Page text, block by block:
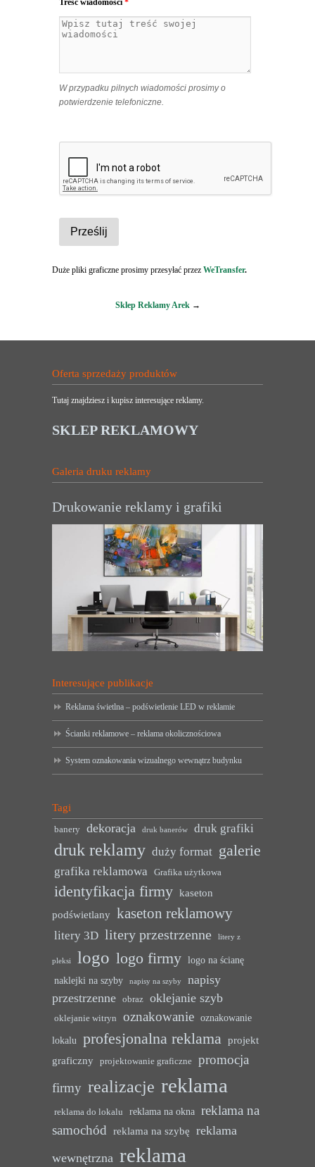
Treść wiadomości *
W przypadku pilnych wiadomości prosimy o
potwierdzenie telefoniczne.
Duże pliki graficzne prosimy przesyłać przez WeTransfer.
Sklep Reklamy Arek→
Oferta sprzedaży produktów
Tutaj znajdziesz i kupisz interesujące reklamy.
SKLEP REKLAMOWY
Galeria druku reklamy
Drukowanie reklamy i grafiki
Interesujące publikacje
Reklama świetlna – podświetlenie LED w reklamie
Ścianki reklamowe – reklama okolicznościowa
System oznakowania wizualnego wewnątrz budynku
Tagi
banery dekoracja druk banerów druk grafiki
druk reklamy duży format galerie
grafika reklamowa Grafika użytkowa
identyfikacja firmy kaseton
podświetlany kaseton reklamowy
litery 3D litery przestrzenne litery z
pleksi logo logo firmy logo na ścianę
naklejki na szyby
napisy na szyby
napisy
przestrzenne
obraz oklejanie szyb
oklejanie witryn oznakowanie oznakowanie
lokalu profesjonalna reklama projekt
graficzny
projektowanie graficzne
promocja
firmy realizacje reklama
reklama do lokalu reklama na okna reklama na
samochód reklama na szybę reklama
wewnętrzna reklama